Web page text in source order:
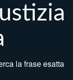
la frase esatta